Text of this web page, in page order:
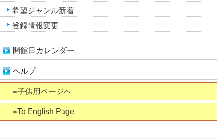
希望ジャンル新着
登録情報変更
開館日カレンダー
ヘルプ
⇒子供用ページへ
⇒To English Page